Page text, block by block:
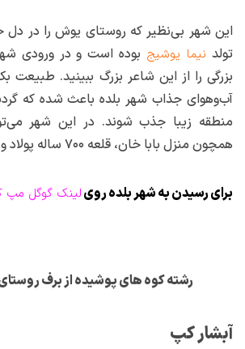
این شهر بی‌نظیر که روستای یوش را در
تولد نیما یوشیج بوده است و در ورودی
بزرگی را از این شاعر بزرگ ببینید. طبیعت
آب‌وهوای جذاب شهر بلده باعث شده که
منطقه زیبا جذب شوند. در این شهر
همچون منزل بابا خان، قلعه ۷۰۰ ساله پولاد و … نیز دیدن کنید.
برای رسیدن به شهر بلده رویلینک گوگل مپ
رشته کوه های پوشیده از برف
آبشار کپ